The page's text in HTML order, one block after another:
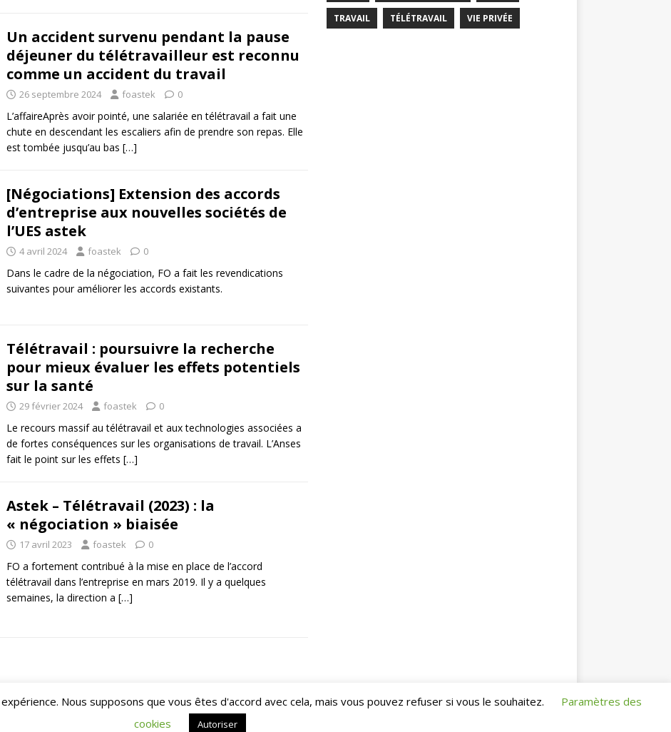
Un accident survenu pendant la pause
déjeuner du télétravailleur est reconnu
comme un accident du travail
26 septembre 2024 foastek 0
L’affaireAprès avoir pointé, une salariée en télétravail a fait une
chute en descendant les escaliers afin de prendre son repas. Elle
est tombée jusqu’au bas […]
[Négociations] Extension des accords
d’entreprise aux nouvelles sociétés de
l’UES astek
4 avril 2024 foastek 0
Dans le cadre de la négociation, FO a fait les revendications
suivantes pour améliorer les accords existants.
Télétravail : poursuivre la recherche
pour mieux évaluer les effets potentiels
sur la santé
29 février 2024 foastek 0
Le recours massif au télétravail et aux technologies associées a
de fortes conséquences sur les organisations de travail. L’Anses
fait le point sur les effets […]
Astek – Télétravail (2023) : la
« négociation » biaisée
17 avril 2023 foastek 0
FO a fortement contribué à la mise en place de l’accord
télétravail dans l’entreprise en mars 2019. Il y a quelques
semaines, la direction a […]
TRAVAIL TÉLÉTRAVAIL VIE PRIVÉE
Nous supposons que vous êtes d'accord avec cela, mais vous pouvez refuser si vous le souhaitez.
Paramètres des
cookies
Autoriser